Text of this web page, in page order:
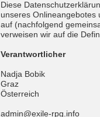
Diese
unseres Onlineangebotes
auf (nachfolgend
verweisen wir auf die
Verantwortlicher
Nadja Bobik
Graz
Österreich
admin@exile-rpg.info